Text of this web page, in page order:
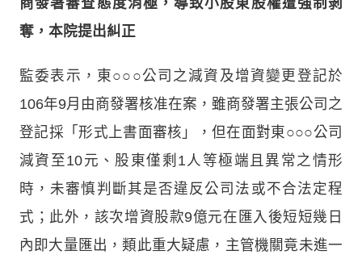
奪，本院提出糾正
監委表示，東○○○公司之減資及增資變更登記於
106年9月由商發署核准在案，雖商發署主張公司之
登記採「形式上書面審核」，但在面對東○○○公司
減資至10元、股東僅剩1人等極端且異常之情形
時，未審慎判斷其是否違反公司法或不合法定程
式；此外，該次增資股款9億元在匯入後短短幾日
內即大量匯出，類此重大疑慮，主管機關竟未進一